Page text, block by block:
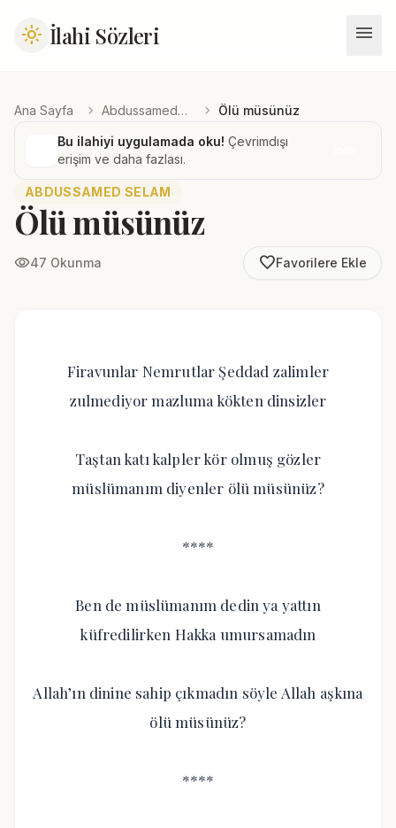
light_mode İlahi Sözleri menu
Ana Sayfa chevron_right Abdussamed Selam chevron_right Ölü müsünüz
Bu ilahiyi uygulamada oku! Çevrimdışı
erişim ve daha fazlası.
ABDUSSAMED SELAM
Ölü müsünüz
visibility47 Okunma favorite_borderFavorilere Ekle
Firavunlar Nemrutlar Şeddad zalimler
zulmediyor mazluma kökten dinsizler
Taştan katı kalpler kör olmuş gözler
müslümanım diyenler ölü müsünüz?
****
Ben de müslümanım dedin ya yattın
küfredilirken Hakka umursamadın
Allah’ın dinine sahip çıkmadın söyle Allah aşkına
ölü müsünüz?
****